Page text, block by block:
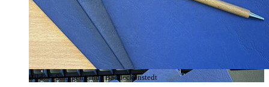
Bild:© Samtgemeinde Baddeckenstedt